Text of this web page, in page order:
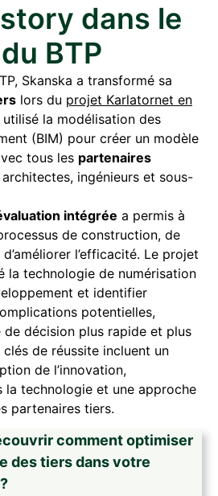
dans le
BTP
Skanska a transformé sa
lors du projet Karlatornet en
utilisé la modélisation des
(BIM) pour créer un modèle
tous les partenaires
ingénieurs et sous-
intégrée a permis à
de construction, de
l’efficacité. Le projet
la technologie de numérisation
et identifier
potentielles,
décision plus rapide et plus
de réussite incluent un
de l’innovation,
la technologie et une approche
partenaires tiers.
comment optimiser
des tiers dans votre